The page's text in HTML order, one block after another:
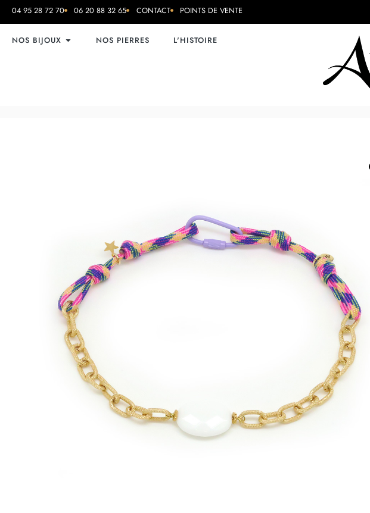
04 95 28 72 70 06 20 88 32 65 CONTACT POINTS DE VENTE
NOS BIJOUX NOS PIERRES L'HISTOIRE